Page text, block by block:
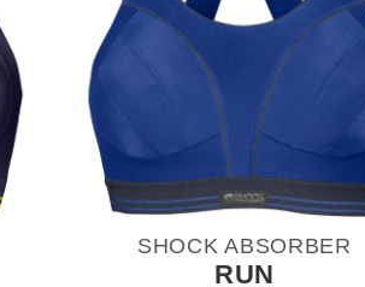
SHOCK ABSORBER
RUN